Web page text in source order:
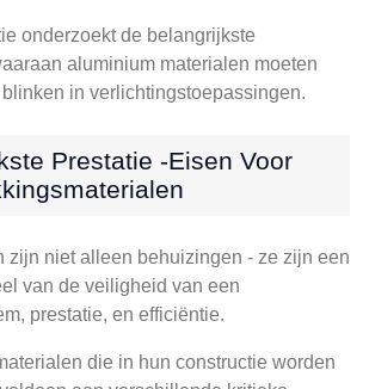
onderzoekt de belangrijkste
aluminium materialen moeten
in verlichtingstoepassingen.
Prestatie -eisen Voor
zijn niet alleen behuizingen - ze zijn een
van de veiligheid van een
prestatie, en efficiëntie.
die in hun constructie worden